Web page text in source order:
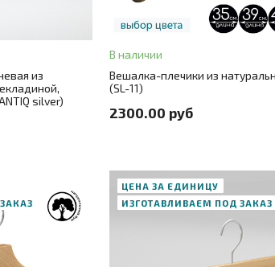
из
silver)
В наличии
Вешалка-плечики из
(SL-11)
2300.00 руб
ЗАКАЗ В ОДИН КЛИК
Цвет натуральный бук (без
Размер 35
ЦЕНА ЗА ЕДИНИЦУ
ИЗГОТАВЛИВАЕМ ПОД ЗАКАЗ